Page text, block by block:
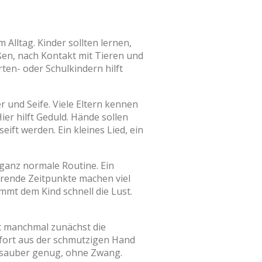
Alltag. Kinder sollten lernen,
nach Kontakt mit Tieren und
oder Schulkindern hilft
und Seife. Viele Eltern kennen
hilft Geduld. Hände sollen
werden. Ein kleines Lied, ein
normale Routine. Ein
Zeitpunkte machen viel
dem Kind schnell die Lust.
zunächst die
aus der schmutzigen Hand
genug, ohne Zwang.